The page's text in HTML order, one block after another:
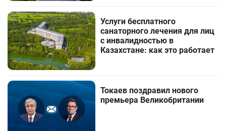
Услуги бесплатного
санаторного лечения для лиц
с инвалидностью в
Казахстане: как это работает
Токаев поздравил нового
премьера Великобритании